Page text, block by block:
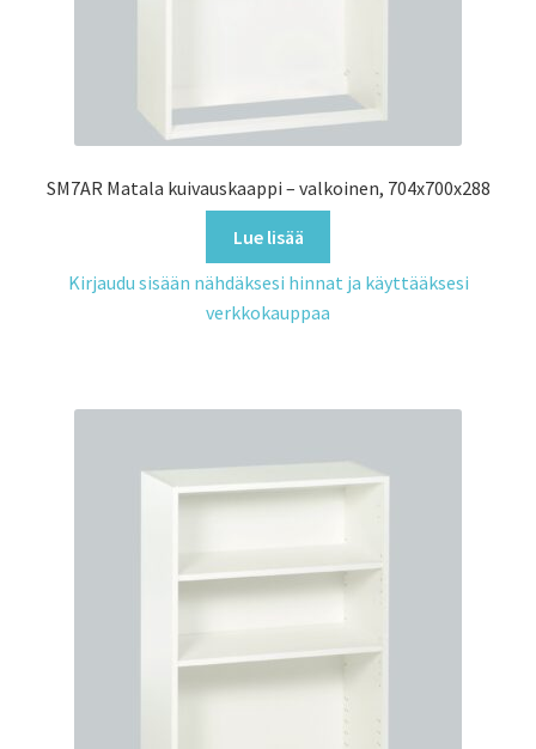
SM7AR Matala kuivauskaappi – valkoinen, 704x700x288
Lue lisää
Kirjaudu sisään nähdäksesi hinnat ja käyttääksesi
verkkokauppaa